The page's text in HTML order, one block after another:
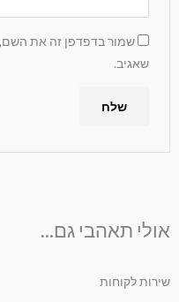
שמור בדפדפן זה את השם,
שאגיב.
אולי תאהבי גם...
שירות לקוחות